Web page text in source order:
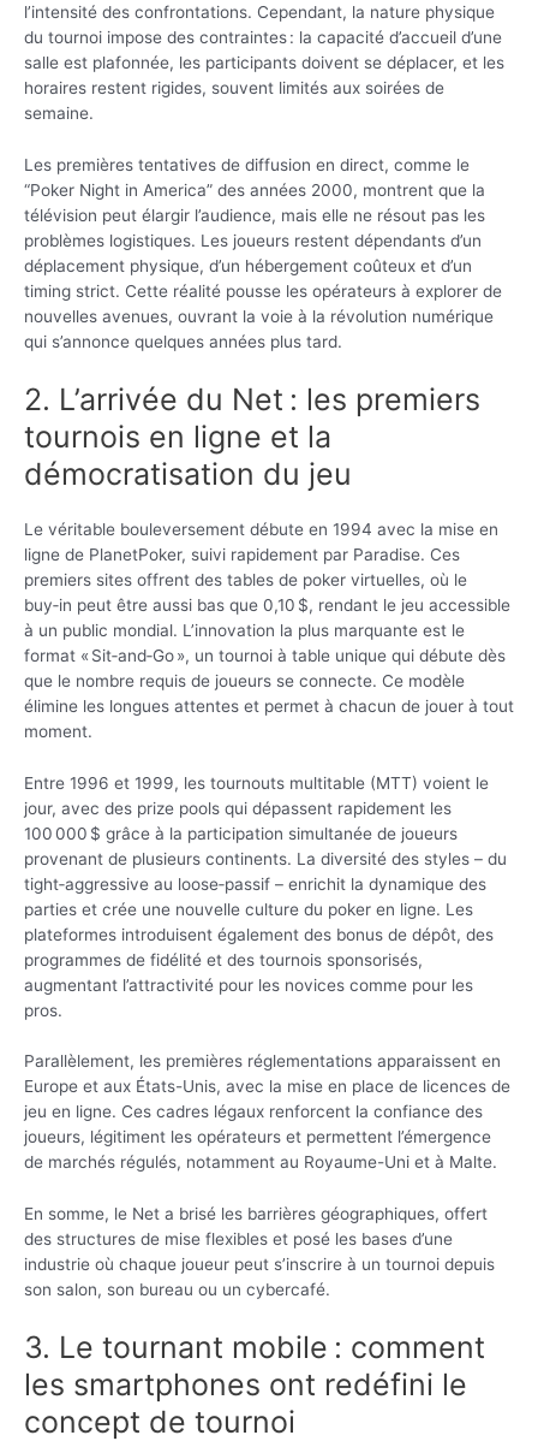
l’intensité des confrontations. Cependant, la nature physique
du tournoi impose des contraintes : la capacité d’accueil d’une
salle est plafonnée, les participants doivent se déplacer, et les
horaires restent rigides, souvent limités aux soirées de
semaine.
Les premières tentatives de diffusion en direct, comme le
“Poker Night in America” des années 2000, montrent que la
télévision peut élargir l’audience, mais elle ne résout pas les
problèmes logistiques. Les joueurs restent dépendants d’un
déplacement physique, d’un hébergement coûteux et d’un
timing strict. Cette réalité pousse les opérateurs à explorer de
nouvelles avenues, ouvrant la voie à la révolution numérique
qui s’annonce quelques années plus tard.
2. L’arrivée du Net : les premiers
tournois en ligne et la
démocratisation du jeu
Le véritable bouleversement débute en 1994 avec la mise en
ligne de PlanetPoker, suivi rapidement par Paradise. Ces
premiers sites offrent des tables de poker virtuelles, où le
buy‑in peut être aussi bas que 0,10 $, rendant le jeu accessible
à un public mondial. L’innovation la plus marquante est le
format « Sit‑and‑Go », un tournoi à table unique qui débute dès
que le nombre requis de joueurs se connecte. Ce modèle
élimine les longues attentes et permet à chacun de jouer à tout
moment.
Entre 1996 et 1999, les tournouts multitable (MTT) voient le
jour, avec des prize pools qui dépassent rapidement les
100 000 $ grâce à la participation simultanée de joueurs
provenant de plusieurs continents. La diversité des styles – du
tight‑aggressive au loose‑passif – enrichit la dynamique des
parties et crée une nouvelle culture du poker en ligne. Les
plateformes introduisent également des bonus de dépôt, des
programmes de fidélité et des tournois sponsorisés,
augmentant l’attractivité pour les novices comme pour les
pros.
Parallèlement, les premières réglementations apparaissent en
Europe et aux États-Unis, avec la mise en place de licences de
jeu en ligne. Ces cadres légaux renforcent la confiance des
joueurs, légitiment les opérateurs et permettent l’émergence
de marchés régulés, notamment au Royaume-Uni et à Malte.
En somme, le Net a brisé les barrières géographiques, offert
des structures de mise flexibles et posé les bases d’une
industrie où chaque joueur peut s’inscrire à un tournoi depuis
son salon, son bureau ou un cybercafé.
3. Le tournant mobile : comment
les smartphones ont redéfini le
concept de tournoi